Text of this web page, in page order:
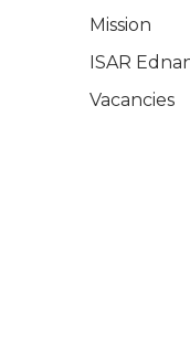
Mission
ISAR
Vacancies